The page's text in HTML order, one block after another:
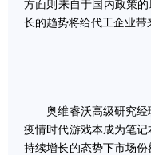
方面则来自于国内政策
长的趋势将给代工企业带
奥维睿沃高级研究经
疫情时代游戏本成为笔
持续增长的态势下市场